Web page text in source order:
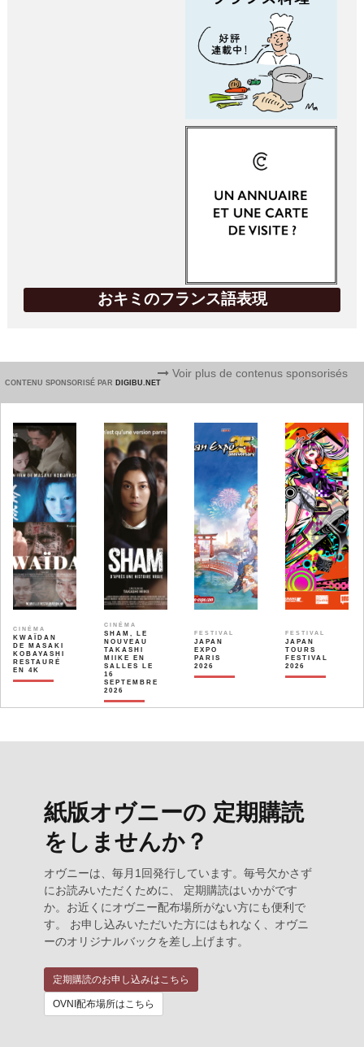
おキミのフランス語表現
CONTENU SPONSORISÉ PAR DIGIBU.NET
Voir plus de contenus sponsorisés
CINÉMA
KWAÏDAN
DE MASAKI
KOBAYASHI
RESTAURÉ
EN 4K
CINÉMA
SHAM, LE
NOUVEAU
TAKASHI
MIIKE EN
SALLES LE
16
SEPTEMBRE
2026
FESTIVAL
JAPAN
EXPO
PARIS
2026
FESTIVAL
JAPAN
TOURS
FESTIVAL
2026
紙版オヴニーの 定期購読
をしませんか？
オヴニーは、毎月1回発行しています。毎号欠かさず
にお読みいただくために、 定期購読はいかがです
か。お近くにオヴニー配布場所がない方にも便利で
す。 お申し込みいただいた方にはもれなく、オヴニ
ーのオリジナルバックを差し上げます。
定期購読のお申し込みはこちら
OVNI配布場所はこちら